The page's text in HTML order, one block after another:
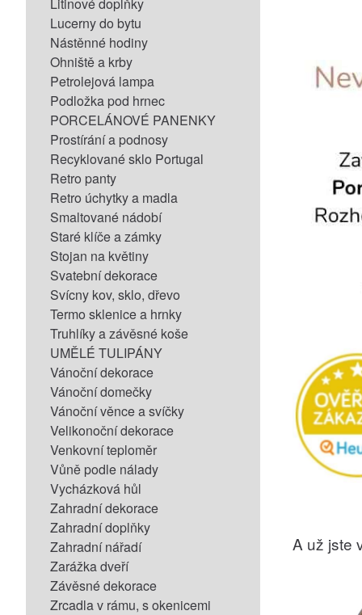
Lucerny do bytu
Nástěnné hodiny
Ohniště a krby
Petrolejová lampa
Podložka pod hrnec
PORCELÁNOVÉ PANENKY
Prostírání a podnosy
Recyklované sklo Portugal
Retro panty
Retro úchytky a madla
Smaltované nádobí
Staré klíče a zámky
Stojan na květiny
Svatební dekorace
Svícny kov, sklo, dřevo
Termo sklenice a hrnky
Truhlíky a závěsné koše
UMĚLÉ TULIPÁNY
Vánoční dekorace
Vánoční domečky
Vánoční věnce a svíčky
Velikonoční dekorace
Venkovní teploměr
Vůně podle nálady
Vycházková hůl
Zahradní dekorace
Zahradní doplňky
Zahradní nářadí
Zarážka dveří
Závěsné dekorace
Zrcadla v rámu, s okenicemi
A už jste